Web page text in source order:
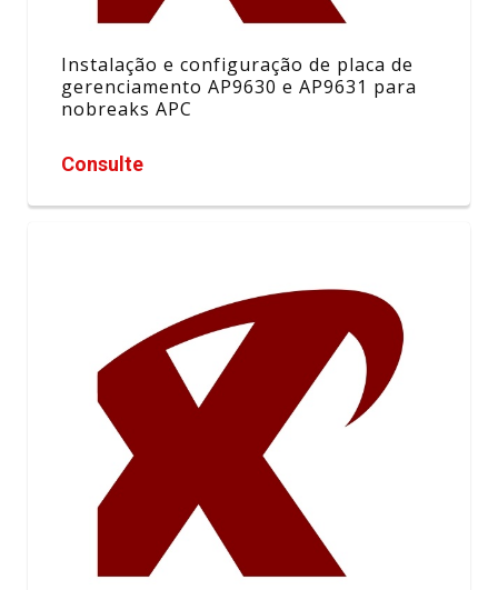
Instalação e configuração de placa de
gerenciamento AP9630 e AP9631 para
nobreaks APC
Consulte